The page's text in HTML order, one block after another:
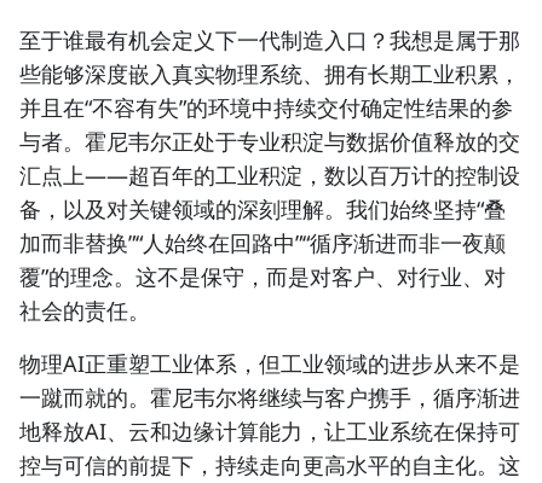
至于谁最有机会定义下一代制造入口？我想是属于那
些能够深度嵌入真实物理系统、拥有长期工业积累，
并且在“不容有失”的环境中持续交付确定性结果的参
与者。霍尼韦尔正处于专业积淀与数据价值释放的交
汇点上——超百年的工业积淀，数以百万计的控制设
备，以及对关键领域的深刻理解。我们始终坚持“叠
加而非替换”“人始终在回路中”“循序渐进而非一夜颠
覆”的理念。这不是保守，而是对客户、对行业、对
社会的责任。
物理AI正重塑工业体系，但工业领域的进步从来不是
一蹴而就的。霍尼韦尔将继续与客户携手，循序渐进
地释放AI、云和边缘计算能力，让工业系统在保持可
控与可信的前提下，持续走向更高水平的自主化。这